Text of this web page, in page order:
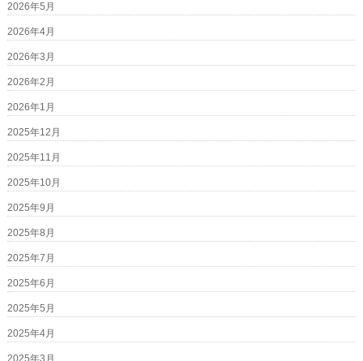
2026年5月
2026年4月
2026年3月
2026年2月
2026年1月
2025年12月
2025年11月
2025年10月
2025年9月
2025年8月
2025年7月
2025年6月
2025年5月
2025年4月
2025年3月